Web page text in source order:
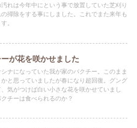
れは今年中にという事で放置していた芝刈り
掃除をする事にしました。これでまた来年も
。
が花を咲かせました
ナになっていた我が家のパクチー。このまま
と思っていましたが春になり超回復。グング
気がつけば白い小さな花を咲かせていまし
チーは食べられるのか？